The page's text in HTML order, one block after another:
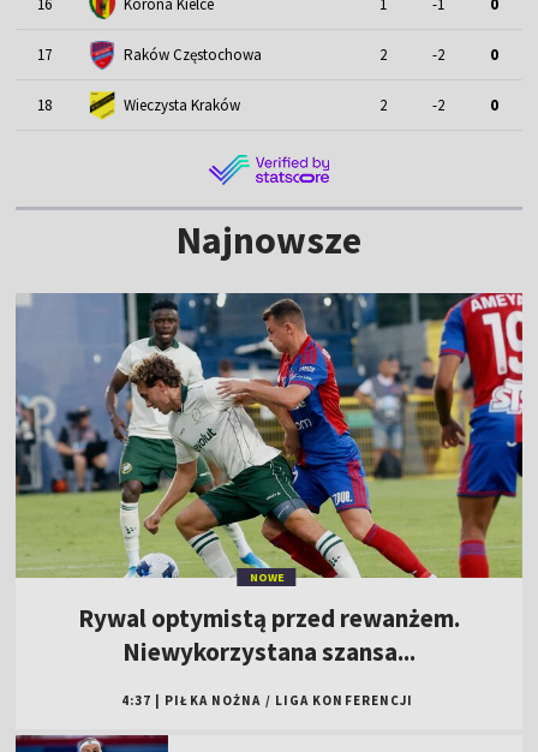
16 Korona Kielce 1 -1 0
17 Raków Częstochowa 2 -2 0
18 Wieczysta Kraków 2 -2 0
Najnowsze
NOWE
Rywal optymistą przed rewanżem.
Niewykorzystana szansa...
4:37 PIŁKA NOŻNA / LIGA KONFERENCJI